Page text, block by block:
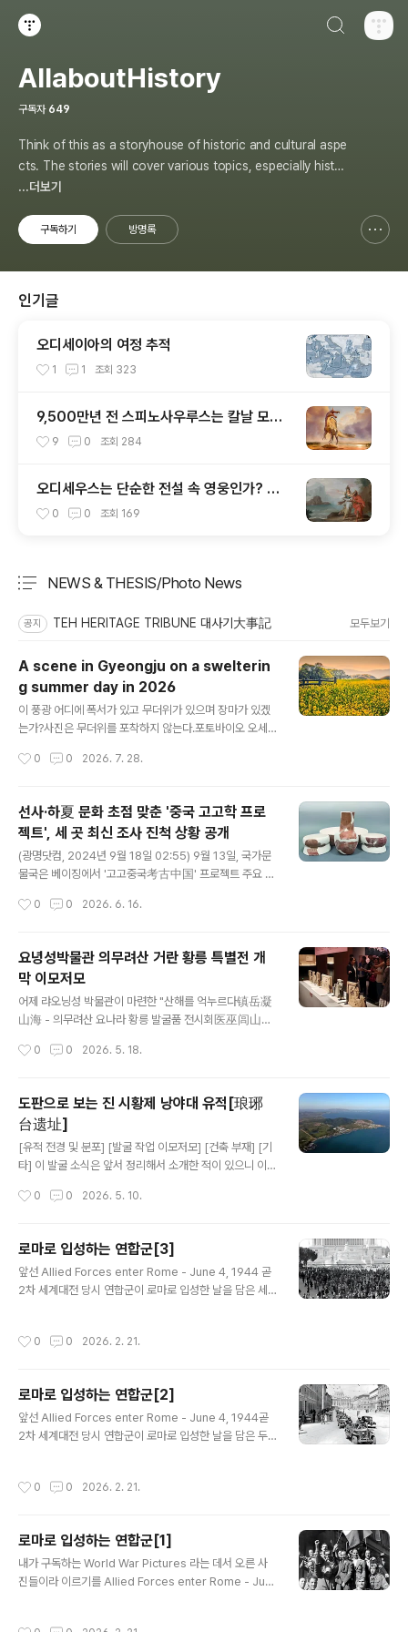
AllaboutHistory
구독자 649
Think of this as a storyhouse of historic and cultural aspe
cts. The stories will cover various topics, especially histor
y, sometimes in-depth, sometimes with a light touch. One
generalized viewpoint
...더보기
구독하기 방명록
인기글
오디세이아의 여정 추적
1 1 조회 323
9,500만년 전 스피노사우루스는 칼날 모양
머리 볏이 있었다
9 0 조회 284
오디세우스는 단순한 전설 속 영웅인가? 아
니면 실존 인물인가?
0 0 조회 169
NEWS & THESIS/Photo News
공지 TEH HERITAGE TRIBUNE 대사기大事記 모두보기
A scene in Gyeongju on a swelterin
g summer day in 2026
이 풍광 어디에 폭서가 있고 무더위가 있으며 장마가 있겠
는가?사진은 무더위를 포착하지 않는다.포토바이오 오세
하다.저 화려 뒤엔 언제나 죽음의 그림자가 어른한다.꼭 저
고 보니 저 여름날 경주를 맛보지 않은 지 좀 된 듯하다.간
다간다 하다 올 여름도 그냥 넘기려나?이 여름 무더위도 8
월을 접어들면 변하기 시작해서 풀이 완연히 꺾인다.여전
히 무더우나 아침저녁 공기가 변하기 시작하며 바닷물은
차가워져 더는 들어가기 힘들다.물론 그것을 이기자고 요
0 0 2026. 7. 28.
선사·하夏 문화 초점 맞춘 '중국 고고학 프로
젝트', 세 곳 최신 조사 진척 상황 공개
(광명닷컴, 2024년 9월 18일 02:55) 9월 13일, 국가문
물국은 베이징에서 '고고중국考古中国' 프로젝트 주요 세
州皇朝墩遗址, 장쑤성 싱화 차오양강 유적江苏兴化草
八里桥遗址의 최신 진척 상황을 보고하는 회의를 개최했
다. 저장성 취저우 황차오둔 유적: 장강 하류 초기 벼농사
사회의 축소판. 저장성 취저우시衢州市 취장구衢江区에
위치한 황차오둔 유적은 약 9,300년에서 8,000년 전 신
석기 초기에서 중기 정착지 유적이다.약 7만 제곱미터 면
진다.유적 주변에서는 고대 하천, 고대 연못, 그리고 고대
0 0 2026. 6. 16.
요녕성박물관 의무려산 거란 황릉 특별전 개
막 이모저모
어제 랴오닝성 박물관이 마련한 "산해를 억누르다镇岳凝
山海 - 의무려산 요나라 황릉 발굴품 전시회医巫闾山辽
했거니와 그 개막 장면을 정리한 중국 쪽 보도들이 있어 사
전 요녕성박물관서 개막조금은 아쉽게도 심층 분석이나,
세밀한 컷들을 기대했으나, 제너럴한 장면이 많다. 그래도
분위기를 엿보는 데는 충분하다 생각한다.궁금하신 분들은
직접 다녀오시는 방법도 있다. 소현세자나 봉림대군도 다
녀온 심양 길 아니던가? 금새 간다.
0 0 2026. 5. 18.
도판으로 보는 진 시황제 낭야대 유적[琅琊
台遗址]
[유적 전경 및 분포] [발굴 작업 이모저모] [건축 부재] [기
타] 이 발굴 소식은 앞서 정리해서 소개한 적이 있으니 이를
s://historylibrary.net/entry/2-34 시황제가 만들었다
岛 발 소식이다.수년간의 체계적인 고고학 발굴을 통해 고
고학도들이 청도 낭야대 유지 青岛琅琊台遗址 주봉主
峰인 '대대大台'의 주체가 진한秦汉 시대 고historylibr
ary.net 산동 낭야대琅琊台 유적 발굴 산동 낭야대琅琊
e ..
0 0 2026. 5. 10.
로마로 입성하는 연합군[3]
앞선 Allied Forces enter Rome - June 4, 1944 곧
2차 세계대전 당시 연합군이 로마로 입성한 날을 담은 세
0 0 2026. 2. 21.
로마로 입성하는 연합군[2]
앞선 Allied Forces enter Rome - June 4, 1944곧
2차 세계대전 당시 연합군이 로마로 입성한 날을 담은 두
0 0 2026. 2. 21.
로마로 입성하는 연합군[1]
내가 구독하는 World War Pictures 라는 데서 오른 사
진들이라 이르기를 Allied Forces enter Rome - Jun